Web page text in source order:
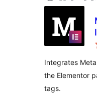
Integrates
the Elementor
tags.